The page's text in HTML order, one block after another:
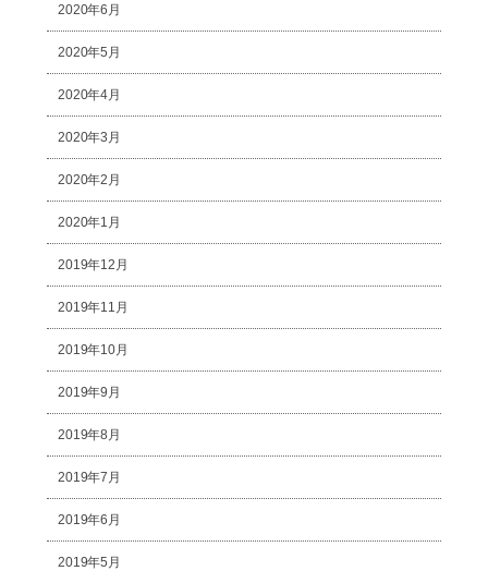
2020年6月
2020年5月
2020年4月
2020年3月
2020年2月
2020年1月
2019年12月
2019年11月
2019年10月
2019年9月
2019年8月
2019年7月
2019年6月
2019年5月